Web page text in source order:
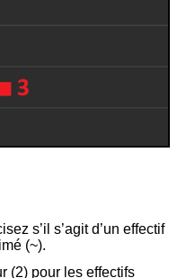
s’il s’agit d’un effectif
(~).
(2) pour les effectifs